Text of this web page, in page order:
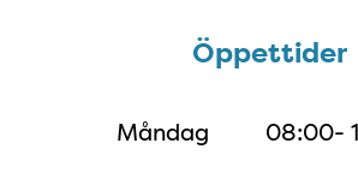
Öppettider
Måndag
08:00-